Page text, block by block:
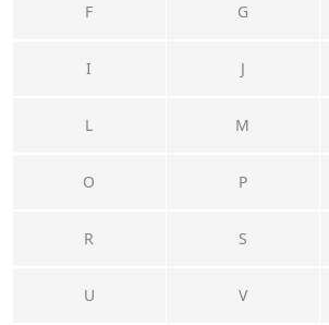
F G
I J
L M
O P
R S
U V